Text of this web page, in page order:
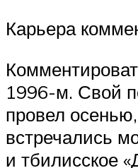
Карьера
1996-м. Свой
провел
встречались
и тбилисское